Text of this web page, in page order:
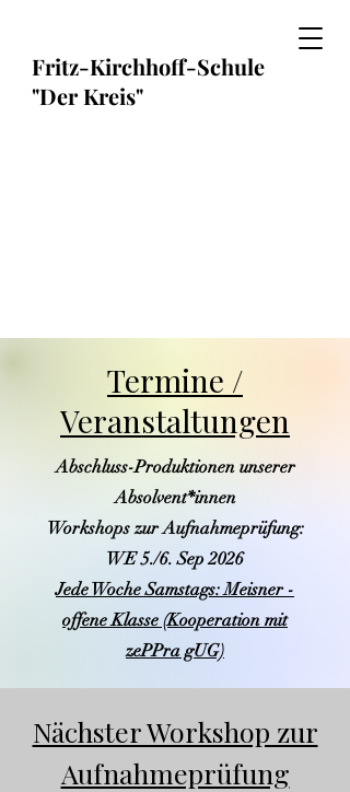
Fritz-Kirchhoff-Schule
"Der Kreis"
Termine /
Veranstaltungen
Abschluss-Produktionen unserer
Absolvent*innen
Workshops zur Aufnahmeprüfung:
WE 5./6. Sep 2026
Jede Woche Samstags: Meisner -
offene Klasse (Kooperation mit
zePPra gUG)
Nächster Workshop zur
Aufnahmeprüfung